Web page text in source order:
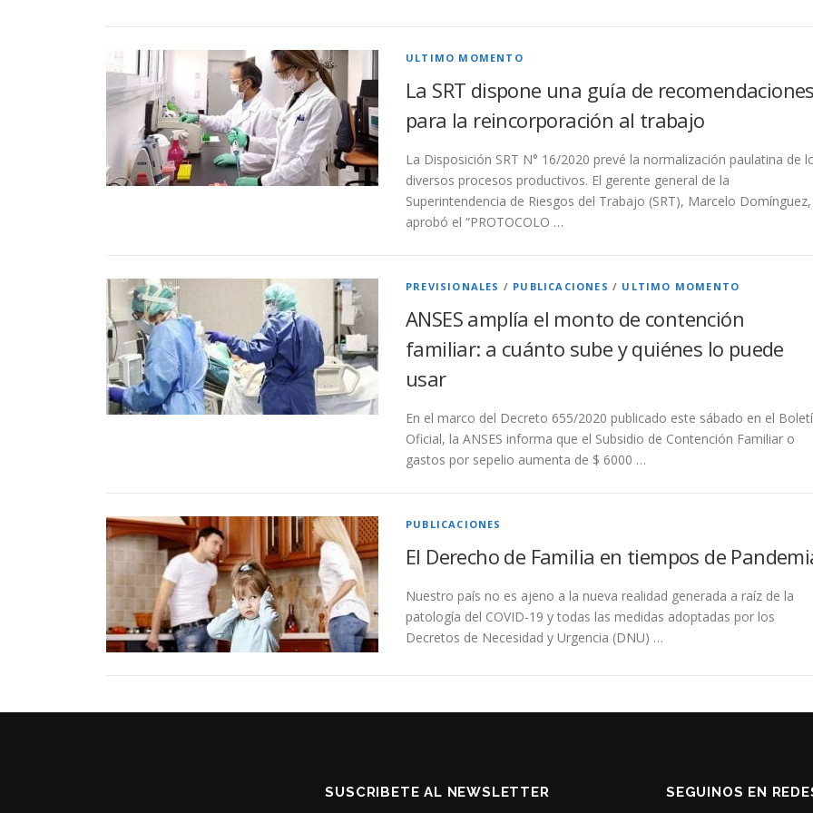
ULTIMO MOMENTO
La SRT dispone una guía de
para la reincorporación al trabajo
La Disposición SRT N° 16/2020 prevé la normalización paulatina de
diversos procesos productivos. El gerente general de la
Superintendencia de Riesgos del Trabajo (SRT), Marcelo Domínguez,
aprobó el “PROTOCOLO …
PREVISIONALES / PUBLICACIONES / ULTIMO MOMENTO
ANSES amplía el monto de contención
familiar: a cuánto sube y quiénes lo puede
usar
En el marco del Decreto 655/2020 publicado este sábado en el
Oficial, la ANSES informa que el Subsidio de Contención Familiar o
gastos por sepelio aumenta de $ 6000 …
PUBLICACIONES
El Derecho de Familia en tiempos de
Nuestro país no es ajeno a la nueva realidad generada a raíz de la
patología del COVID-19 y todas las medidas adoptadas por los
Decretos de Necesidad y Urgencia (DNU) …
SUSCRIBETE AL NEWSLETTER SEGUINOS EN